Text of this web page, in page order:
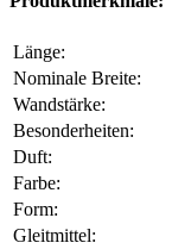
Länge:
Nominale Breite:
Wandstärke:
Besonderheiten:
Duft:
Farbe:
Form:
Gleitmittel: